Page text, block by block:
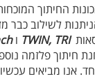
החיתוך
לשילוב כבר
TWIN, TRI ו
חיתוך פלזמה
אנו מביאים